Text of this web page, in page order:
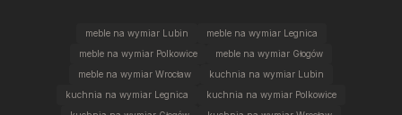
meble na wymiar Lubin
meble na wymiar Legnica
meble na wymiar Polkowice
meble na wymiar Głogów
meble na wymiar Wrocław
kuchnia na wymiar Lubin
kuchnia na wymiar Legnica
kuchnia na wymiar Polkowice